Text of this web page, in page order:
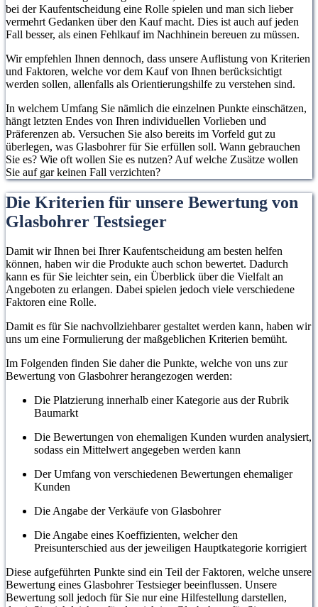
bei der Kaufentscheidung eine Rolle spielen und man sich lieber
vermehrt Gedanken über den Kauf macht. Dies ist auch auf jeden
Fall besser, als einen Fehlkauf im Nachhinein bereuen zu müssen.
Wir empfehlen Ihnen dennoch, dass unsere Auflistung von Kriterien
und Faktoren, welche vor dem Kauf von Ihnen berücksichtigt
werden sollen, allenfalls als Orientierungshilfe zu verstehen sind.
In welchem Umfang Sie nämlich die einzelnen Punkte einschätzen,
hängt letzten Endes von Ihren individuellen Vorlieben und
Präferenzen ab. Versuchen Sie also bereits im Vorfeld gut zu
überlegen, was Glasbohrer für Sie erfüllen soll. Wann gebrauchen
Sie es? Wie oft wollen Sie es nutzen? Auf welche Zusätze wollen
Sie auf gar keinen Fall verzichten?
Die Kriterien für unsere Bewertung von
Glasbohrer Testsieger
Damit wir Ihnen bei Ihrer Kaufentscheidung am besten helfen
können, haben wir die Produkte auch schon bewertet. Dadurch
kann es für Sie leichter sein, ein Überblick über die Vielfalt an
Angeboten zu erlangen. Dabei spielen jedoch viele verschiedene
Faktoren eine Rolle.
Damit es für Sie nachvollziehbarer gestaltet werden kann, haben wir
uns um eine Formulierung der maßgeblichen Kriterien bemüht.
Im Folgenden finden Sie daher die Punkte, welche von uns zur
Bewertung von Glasbohrer herangezogen werden:
Die Platzierung innerhalb einer Kategorie aus der Rubrik
Baumarkt
Die Bewertungen von ehemaligen Kunden wurden analysiert,
sodass ein Mittelwert angegeben werden kann
Der Umfang von verschiedenen Bewertungen ehemaliger
Kunden
Die Angabe der Verkäufe von Glasbohrer
Die Angabe eines Koeffizienten, welcher den
Preisunterschied aus der jeweiligen Hauptkategorie korrigiert
Diese aufgeführten Punkte sind ein Teil der Faktoren, welche unsere
Bewertung eines Glasbohrer Testsieger beeinflussen. Unsere
Bewertung soll jedoch für Sie nur eine Hilfestellung darstellen,